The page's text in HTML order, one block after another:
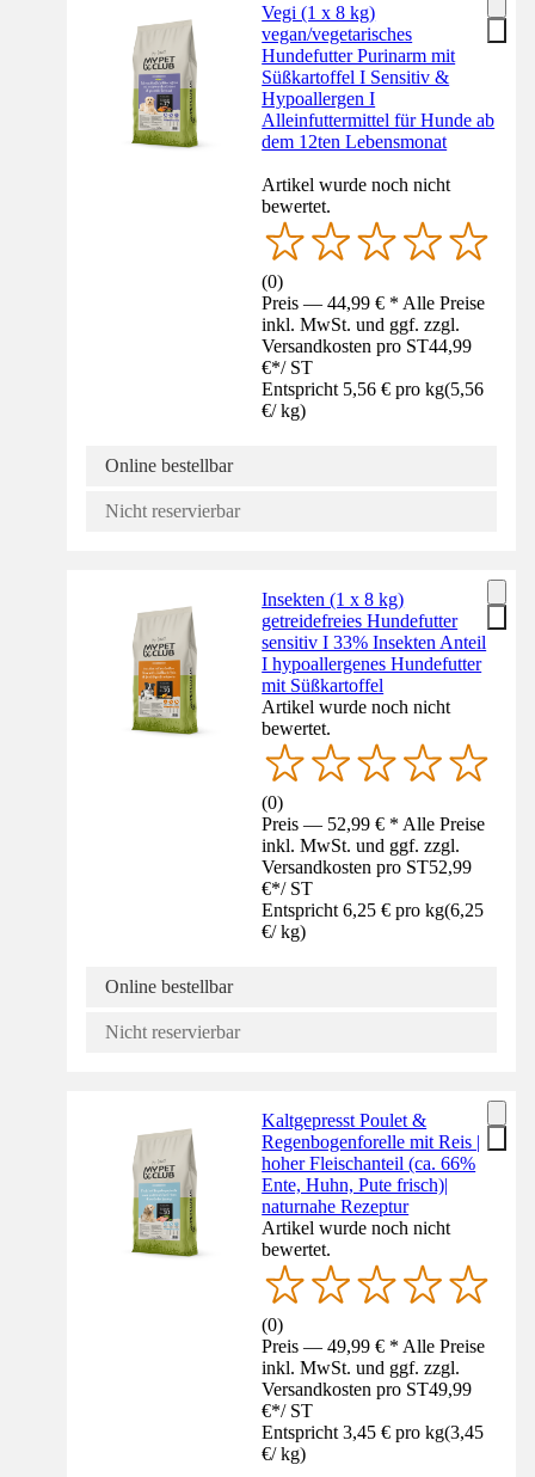
Vegi (1 x 8 kg)
vegan/vegetarisches
Hundefutter Purinarm mit
Süßkartoffel I Sensitiv &
Hypoallergen I
Alleinfuttermittel für Hunde ab
dem 12ten Lebensmonat
Artikel wurde noch nicht
bewertet.
(0)
Preis — 44,99 € * Alle Preise
inkl. MwSt. und ggf. zzgl.
Versandkosten pro ST44,99
€*/ ST
Entspricht 5,56 € pro kg(5,56
€/ kg)
Online bestellbar
Nicht reservierbar
Insekten (1 x 8 kg)
getreidefreies Hundefutter
sensitiv I 33% Insekten Anteil
I hypoallergenes Hundefutter
mit Süßkartoffel
Artikel wurde noch nicht
bewertet.
(0)
Preis — 52,99 € * Alle Preise
inkl. MwSt. und ggf. zzgl.
Versandkosten pro ST52,99
€*/ ST
Entspricht 6,25 € pro kg(6,25
€/ kg)
Online bestellbar
Nicht reservierbar
Kaltgepresst Poulet &
Regenbogenforelle mit Reis |
hoher Fleischanteil (ca. 66%
Ente, Huhn, Pute frisch)|
naturnahe Rezeptur
Artikel wurde noch nicht
bewertet.
(0)
Preis — 49,99 € * Alle Preise
inkl. MwSt. und ggf. zzgl.
Versandkosten pro ST49,99
€*/ ST
Entspricht 3,45 € pro kg(3,45
€/ kg)